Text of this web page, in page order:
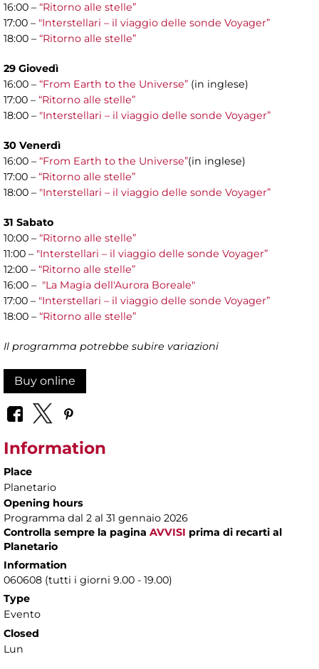
16:00 – “Ritorno alle stelle”
17:00 – "Interstellari – il viaggio delle sonde Voyager”
18:00 – “Ritorno alle stelle”
29 Giovedì
16:00 – “From Earth to the Universe” (in inglese)
17:00 – “Ritorno alle stelle”
18:00 – "Interstellari – il viaggio delle sonde Voyager”
30 Venerdì
16:00 – “From Earth to the Universe”(in inglese)
17:00 – “Ritorno alle stelle”
18:00 – "Interstellari – il viaggio delle sonde Voyager”
31 Sabato
10:00 – “Ritorno alle stelle”
11:00 – "Interstellari – il viaggio delle sonde Voyager”
12:00 – “Ritorno alle stelle”
16:00 – "La Magia dell'Aurora Boreale"
17:00 – "Interstellari – il viaggio delle sonde Voyager”
18:00 – “Ritorno alle stelle”
Il programma potrebbe subire variazioni
Buy online
Information
Place
Planetario
Opening hours
Programma dal 2 al 31 gennaio 2026
Controlla sempre la pagina AVVISI prima di recarti al
Planetario
Information
060608 (tutti i giorni 9.00 - 19.00)
Type
Evento
Closed
Lun